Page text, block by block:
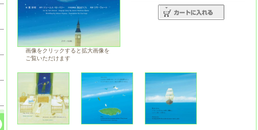
画像をクリックすると拡大画像を
ご覧いただけます